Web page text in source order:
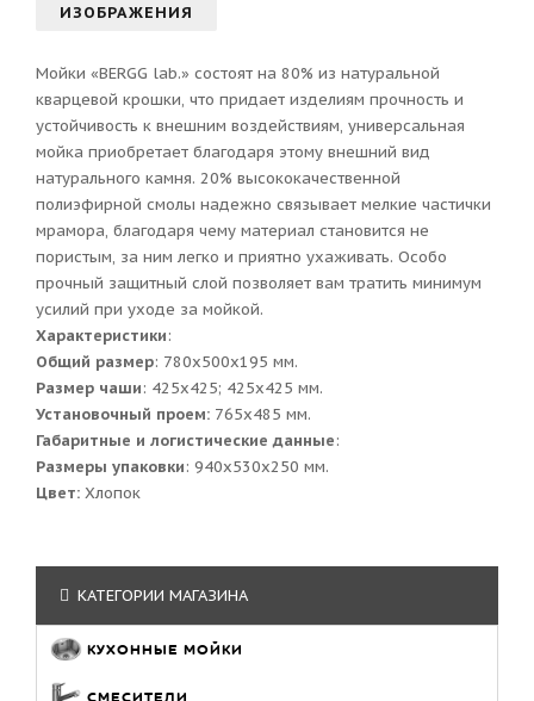
ИЗОБРАЖЕНИЯ
Мойки «BERGG lab.» состоят на 80% из натуральной
кварцевой крошки, что придает изделиям прочность и
устойчивость к внешним воздействиям, универсальная
мойка приобретает благодаря этому внешний вид
натурального камня. 20% высококачественной
полиэфирной смолы надежно связывает мелкие частички
мрамора, благодаря чему материал становится не
пористым, за ним легко и приятно ухаживать. Особо
прочный защитный слой позволяет вам тратить минимум
усилий при уходе за мойкой.
Характеристики:
Общий размер: 780x500x195 мм.
Размер чаши: 425x425; 425x425 мм.
Установочный проем: 765x485 мм.
Габаритные и логистические данные:
Размеры упаковки: 940x530x250 мм.
Цвет: Хлопок
КАТЕГОРИИ МАГАЗИНА
КУХОННЫЕ МОЙКИ